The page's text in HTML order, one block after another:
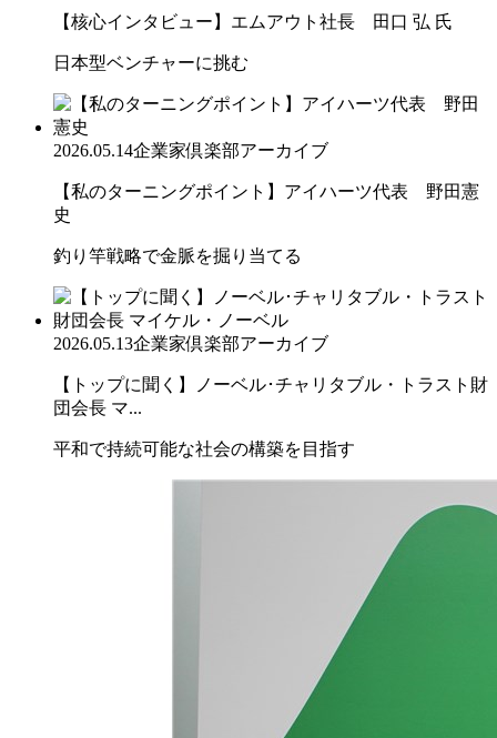
【核心インタビュー】エムアウト社長 田口 弘 氏
日本型ベンチャーに挑む
2026.05.14企業家倶楽部アーカイブ
【私のターニングポイント】アイハーツ代表 野田憲
史
釣り竿戦略で金脈を掘り当てる
2026.05.13企業家倶楽部アーカイブ
【トップに聞く】ノーベル･チャリタブル・トラスト財
団会長 マ...
平和で持続可能な社会の構築を目指す